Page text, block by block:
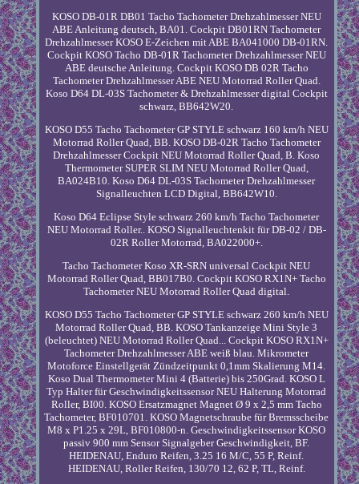
KOSO DB-01R DB01 Tacho Tachometer Drehzahlmesser NEU
ABE Anleitung deutsch, BA01. Cockpit DB01RN Tachometer
Drehzahlmesser KOSO E-Zeichen mit ABE BA041000 DB-01RN.
Cockpit KOSO Tacho DB-01R Tachometer Drehzahlmesser NEU
ABE deutsche Anleitung. Cockpit KOSO DB 02R Tacho
Tachometer Drehzahlmesser ABE NEU Motorrad Roller Quad.
Koso D64 DL-03S Tachometer & Drehzahlmesser digital Cockpit
schwarz, BB642W20.
KOSO D55 Tacho Tachometer GP STYLE schwarz 160 km/h NEU
Motorrad Roller Quad, BB. KOSO DB-02R Tacho Tachometer
Drehzahlmesser Cockpit NEU Motorrad Roller Quad, B. Koso
Thermometer SUPER SLIM NEU Motorrad Roller Quad,
BA024B10. Koso D64 DL-03S Tachometer Drehzahlmesser
Signalleuchten LCD Digital, BB642W10.
Koso D64 Eclipse Style schwarz 260 km/h Tacho Tachometer
NEU Motorrad Roller.. KOSO Signalleuchtenkit für DB-02 / DB-
02R Roller Motorrad, BA022000+.
Tacho Tachometer Koso XR-SRN universal Cockpit NEU
Motorrad Roller Quad, BB017B0. Cockpit KOSO RX1N+ Tacho
Tachometer NEU Motorrad Roller Quad digital.
KOSO D55 Tacho Tachometer GP STYLE schwarz 260 km/h NEU
Motorrad Roller Quad, BB. KOSO Tankanzeige Mini Style 3
(beleuchtet) NEU Motorrad Roller Quad... Cockpit KOSO RX1N+
Tachometer Drehzahlmesser ABE weiß blau. Mikrometer
Motoforce Einstellgerät Zündzeitpunkt 0,1mm Skalierung M14.
Koso Dual Thermometer Mini 4 (Batterie) bis 250Grad. KOSO L
Typ Halter für Geschwindigkeitssensor NEU Halterung Motorrad
Roller, BI00. KOSO Ersatzmagnet Magnet Ø 9 x 2,5 mm Tacho
Tachometer, BF010701. KOSO Magnetschraube für Bremsscheibe
M8 x P1.25 x 29L, BF010800-n. Geschwindigkeitssensor KOSO
passiv 900 mm Sensor Signalgeber Geschwindigkeit, BF.
HEIDENAU, Enduro Reifen, 3.25 16 M/C, 55 P, Reinf.
HEIDENAU, Roller Reifen, 130/70 12, 62 P, TL, Reinf.